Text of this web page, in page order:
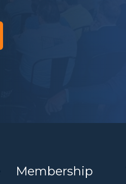
Membership